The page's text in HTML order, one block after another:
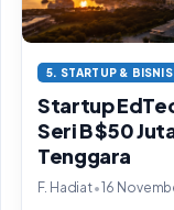
5. STARTUP &
Startup
Seri B $50
Tenggara
F. Hadiat•16